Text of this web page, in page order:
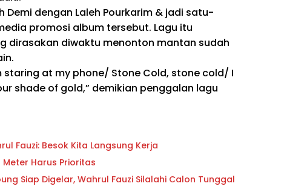
Demi dengan Laleh Pourkarim & jadi satu-
promosi album tersebut. Lagu itu
dirasakan diwaktu menonton mantan sudah
staring at my phone/ Stone Cold, stone cold/ I
shade of gold,” demikian penggalan lagu
Fauzi: Besok Kita Langsung Kerja
Harus Prioritas
Siap Digelar, Wahrul Fauzi Silalahi Calon Tunggal